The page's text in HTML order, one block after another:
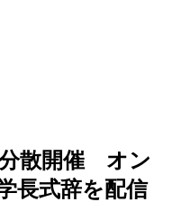
分散開催 オン
長式辞を配信